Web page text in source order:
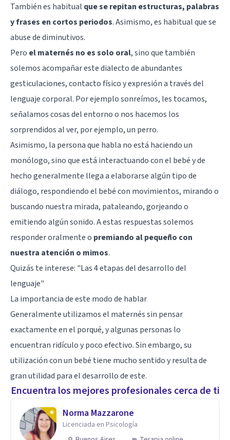
También es habitual que se repitan estructuras, palabras
y frases en cortos periodos. Asimismo, es habitual que se
abuse de diminutivos.
Pero el maternés no es solo oral, sino que también
solemos acompañar este dialecto de abundantes
gesticulaciones, contacto físico y expresión a través del
lenguaje corporal. Por ejemplo sonreímos, les tocamos,
señalamos cosas del entorno o nos hacemos los
sorprendidos al ver, por ejemplo, un perro.
Asimismo, la persona que habla no está haciendo un
monólogo, sino que está interactuando con el bebé y de
hecho generalmente llega a elaborarse algún tipo de
diálogo, respondiendo el bebé con movimientos, mirando o
buscando nuestra mirada, pataleando, gorjeando o
emitiendo algún sonido. A estas respuestas solemos
responder oralmente o premiando al pequeño con
nuestra atención o mimos.
Quizás te interese: "Las 4 etapas del desarrollo del
lenguaje"
La importancia de este modo de hablar
Generalmente utilizamos el maternés sin pensar
exactamente en el porqué, y algunas personas lo
encuentran ridículo y poco efectivo. Sin embargo, su
utilización con un bebé tiene mucho sentido y resulta de
gran utilidad para el desarrollo de este.
Encuentra los mejores profesionales cerca de ti
Norma Mazzarone
Licenciada en Psicología